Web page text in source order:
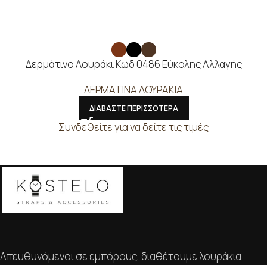
Δερμάτινο Λουράκι Κωδ 0486 Εύκολης Αλλαγής
ΔΕΡΜΑΤΙΝΑ ΛΟΥΡΑΚΙΑ
ΔΙΑΒΑΣΤΕ ΠΕΡΙΣΣΟΤΕΡΑ
Συνδεθείτε για να δείτε τις τιμές
Απευθυνόμενοι σε εμπόρους, διαθέτουμε λουράκια